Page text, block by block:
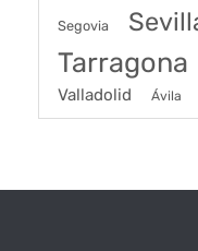
Segovia
Tarragona
Valladolid Ávila